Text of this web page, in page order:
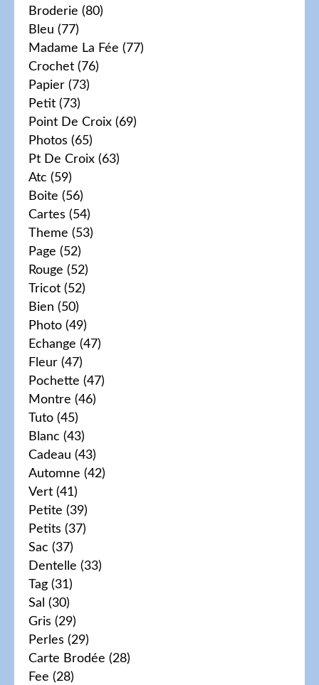
Broderie (80)
Bleu (77)
Madame La Fée (77)
Crochet (76)
Papier (73)
Petit (73)
Point De Croix (69)
Photos (65)
Pt De Croix (63)
Atc (59)
Boite (56)
Cartes (54)
Theme (53)
Page (52)
Rouge (52)
Tricot (52)
Bien (50)
Photo (49)
Echange (47)
Fleur (47)
Pochette (47)
Montre (46)
Tuto (45)
Blanc (43)
Cadeau (43)
Automne (42)
Vert (41)
Petite (39)
Petits (37)
Sac (37)
Dentelle (33)
Tag (31)
Sal (30)
Gris (29)
Perles (29)
Carte Brodée (28)
Fee (28)